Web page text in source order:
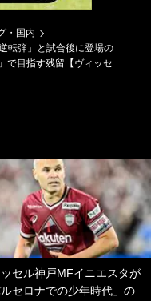
・国内
転弾」と試合後に登場の
で目指す残留【ヴィッセ
セル神戸MFイニエスタが
ルセロナでの少年時代」の